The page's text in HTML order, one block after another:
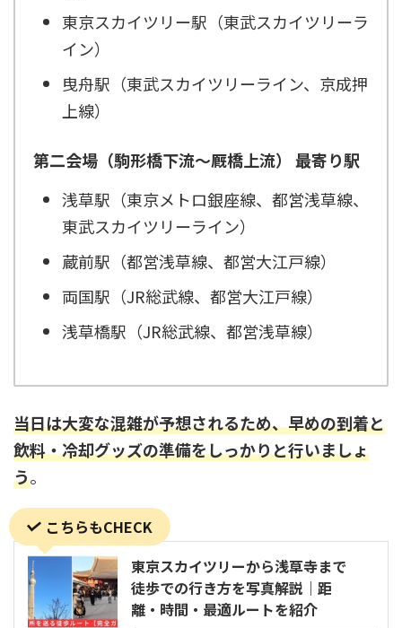
東京スカイツリー駅（東武スカイツリーラ
イン）
曳舟駅（東武スカイツリーライン、京成押
上線）
第二会場（駒形橋下流～厩橋上流） 最寄り駅
浅草駅（東京メトロ銀座線、都営浅草線、
東武スカイツリーライン）
蔵前駅（都営浅草線、都営大江戸線）
両国駅（JR総武線、都営大江戸線）
浅草橋駅（JR総武線、都営浅草線）
当日は大変な混雑が予想されるため、早めの到着と
飲料・冷却グッズの準備をしっかりと行いましょ
う。
こちらもCHECK
東京スカイツリーから浅草寺まで
徒歩での行き方を写真解説｜距
離・時間・最適ルートを紹介